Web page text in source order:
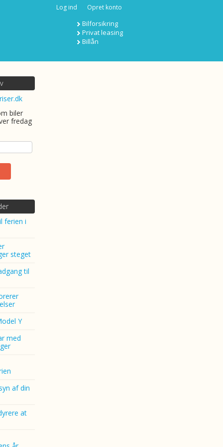
Log ind Opret konto
Bilforsikring
Privat leasing
Billån
biler
fredag
ferien i
steget
til
Y
med
af din
at